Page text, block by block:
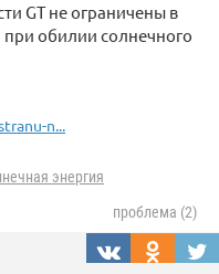
GT не ограничены в
при обилии солнечного
n...
энергия
проблема (2)